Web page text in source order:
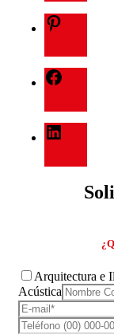
Arquitectura e
Acústica